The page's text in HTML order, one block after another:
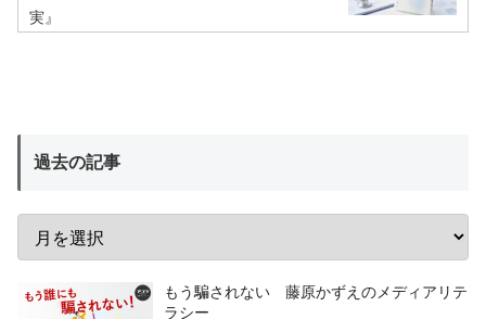
実』
過去の記事
もう騙されない 藤原かずえのメディアリテ
ラシー